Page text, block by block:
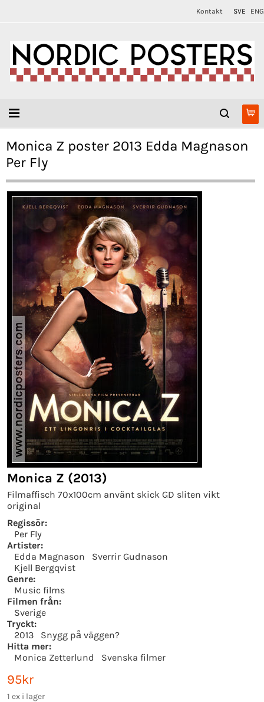
Kontakt SVE ENG
Monica Z poster 2013 Edda Magnason
Per Fly
Monica Z (2013)
Filmaffisch 70x100cm använt skick GD sliten vikt
original
Regissör:
Per Fly
Artister:
Edda Magnason
Sverrir Gudnason
Kjell Bergqvist
Genre:
Music films
Filmen från:
Sverige
Tryckt:
2013
Snygg på väggen?
Hitta mer:
Monica Zetterlund
Svenska filmer
95kr
1 ex i lager